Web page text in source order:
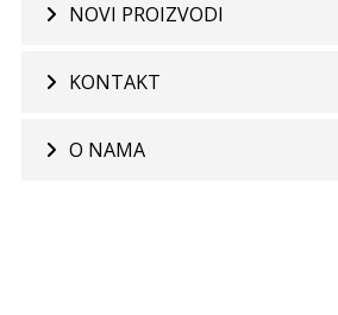
NOVI PROIZVODI
KONTAKT
O NAMA